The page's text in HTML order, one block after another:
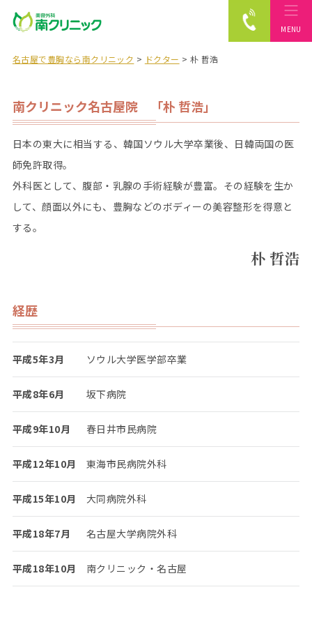
MENU
名古屋で豊胸なら南クリニック > ドクター >朴 哲浩
南クリニック名古屋院 「朴 哲浩」
日本の東大に相当する、韓国ソウル大学卒業後、日韓両国の医
師免許取得。
外科医として、腹部・乳腺の手術経験が豊富。その経験を生か
して、顔面以外にも、豊胸などのボディーの美容整形を得意と
する。
朴 哲浩
経歴
平成5年3月 ソウル大学医学部卒業
平成8年6月 坂下病院
平成9年10月 春日井市民病院
平成12年10月 東海市民病院外科
平成15年10月 大同病院外科
平成18年7月 名古屋大学病院外科
平成18年10月 南クリニック・名古屋